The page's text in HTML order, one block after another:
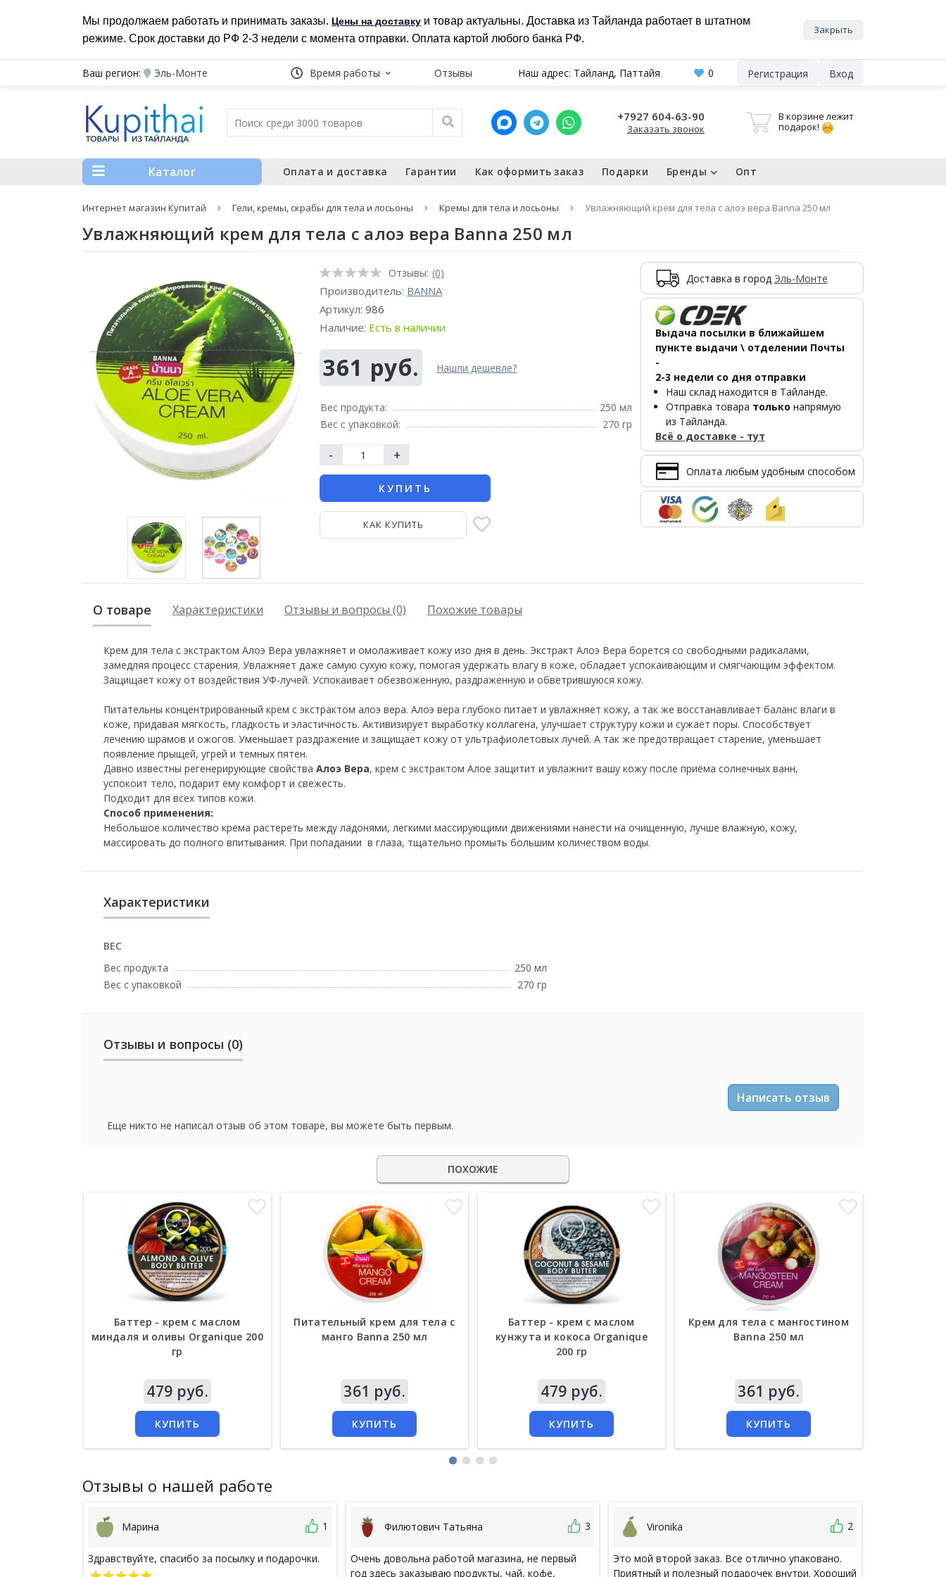
Мы продолжаем работать и принимать заказы. Цены на доставку и товар актуальны. Доставка из Тайланда работает в штатном
режиме. Срок доставки до РФ 2-3 недели с момента отправки. Оплата картой любого банка РФ.
Закрыть
Ваш регион: Эль-Монте Время работы Отзывы Наш адрес: Тайланд, Паттайя 0 Регистрация Вход
+7927 604-63-90
Заказать звонок
В корзине лежит
подарок!
Каталог Оплата и доставка Гарантии Как оформить заказ Подарки Бренды Опт
Интернет магазин Купитай Гели, кремы, скрабы для тела и лосьоны Кремы для тела и лосьоны Увлажняющий крем для тела с алоэ вера Banna 250 мл
Увлажняющий крем для тела с алоэ вера Banna 250 мл
Отзывы: (0)
Производитель: BANNA
Артикул:986
Наличие: Есть в наличии
361 руб. Нашли дешевле?
Вес продукта:
250 мл
Вес с упаковкой:
270 гр
- +
КУПИТЬ
КАК КУПИТЬ
Доставка в город Эль-Монте
Выдача посылки в ближайшем
пункте выдачи \ отделении Почты
-
2-3 недели со дня отправки
Наш склад находится в Тайланде.
Отправка товара только напрямую
из Тайланда.
Всё о доставке - тут
Оплата любым удобным способом
О товаре Характеристики Отзывы и вопросы (0) Похожие товары
Крем для тела с экстрактом Алоэ Вера увлажняет и омолаживает кожу изо дня в день. Экстракт Алоэ Вера борется со свободными радикалами,
замедляя процесс старения. Увлажняет даже самую сухую кожу, помогая удержать влагу в коже, обладает успокаивающим и смягчающим эффектом.
Защищает кожу от воздействия УФ-лучей. Успокаивает обезвоженную, раздраженную и обветрившуюся кожу.
Питательны концентрированный крем с экстрактом алоэ вера. Алоэ вера глубоко питает и увлажняет кожу, а так же восстанавливает баланс влаги в
коже, придавая мягкость, гладкость и эластичность. Активизирует выработку коллагена, улучшает структуру кожи и сужает поры. Способствует
лечению шрамов и ожогов. Уменьшает раздражение и защищает кожу от ультрафиолетовых лучей. А так же предотвращает старение, уменьшает
появление прыщей, угрей и темных пятен.
Давно известны регенерирующие свойства Алоэ Вера, крем с экстрактом Алое защитит и увлажнит вашу кожу после приёма солнечных ванн,
успокоит тело, подарит ему комфорт и свежесть.
Подходит для всех типов кожи.
Способ применения:
Небольшое количество крема растереть между ладонями, легкими массирующими движениями нанести на очищенную, лучше влажную, кожу,
массировать до полного впитывания. При попадании в глаза, тщательно промыть большим количеством воды.
Характеристики
ВЕС
Вес продукта
250 мл
Вес с упаковкой
270 гр
Отзывы и вопросы (0)
Написать отзыв
Еще никто не написал отзыв об этом товаре, вы можете быть первым.
ПОХОЖИЕ
Баттер - крем с маслом
миндаля и оливы Organique 200
гр
479 руб.
КУПИТЬ
Питательный крем для тела с
манго Banna 250 мл
361 руб.
КУПИТЬ
Баттер - крем с маслом
кунжута и кокоса Organique
200 гр
479 руб.
КУПИТЬ
Крем для тела с мангостином
Banna 250 мл
361 руб.
КУПИТЬ
Отзывы о нашей работе
Марина 1
Здравствуйте, спасибо за посылку и подарочки.
Филютович Татьяна 3
Очень довольна работой магазина, не первый
год здесь заказываю продукты, чай, кофе,
Vironika 2
Это мой второй заказ. Все отлично упаковано.
Приятный и полезный подарочек внутри. Хороший